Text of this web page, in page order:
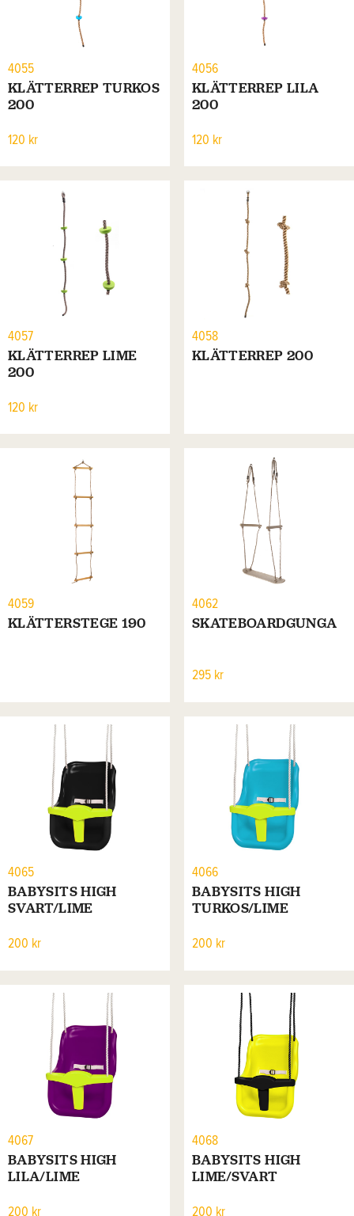
4055
KLÄTTERREP TURKOS
200
120 kr
4056
KLÄTTERREP LILA
200
120 kr
4057
KLÄTTERREP LIME
200
120 kr
4058
KLÄTTERREP 200
4059
KLÄTTERSTEGE 190
4062
SKATEBOARDGUNGA
295 kr
4065
BABYSITS HIGH
SVART/LIME
200 kr
4066
BABYSITS HIGH
TURKOS/LIME
200 kr
4067
BABYSITS HIGH
LILA/LIME
4068
BABYSITS HIGH
LIME/SVART